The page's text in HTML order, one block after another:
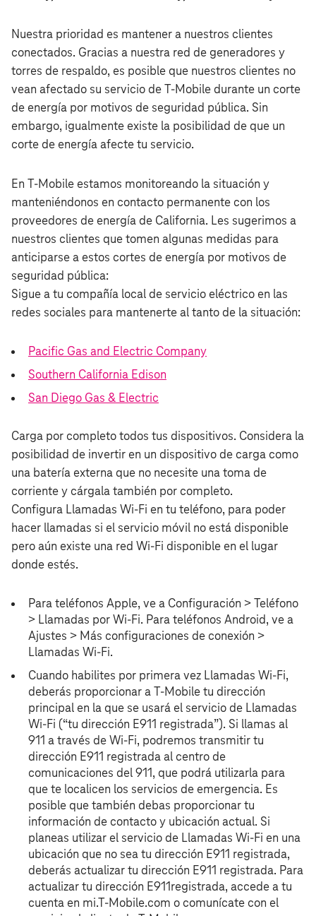
Nuestra prioridad es mantener a nuestros clientes
conectados. Gracias a nuestra red de generadores y
torres de respaldo, es posible que nuestros clientes no
vean afectado su servicio de T‑Mobile durante un corte
de energía por motivos de seguridad pública. Sin
embargo, igualmente existe la posibilidad de que un
corte de energía afecte tu servicio.
En T‑Mobile estamos monitoreando la situación y
manteniéndonos en contacto permanente con los
proveedores de energía de California. Les sugerimos a
nuestros clientes que tomen algunas medidas para
anticiparse a estos cortes de energía por motivos de
seguridad pública:
Sigue a tu compañía local de servicio eléctrico en las
redes sociales para mantenerte al tanto de la situación:
Pacific Gas and Electric Company
Southern California Edison
San Diego Gas & Electric
Carga por completo todos tus dispositivos. Considera la
posibilidad de invertir en un dispositivo de carga como
una batería externa que no necesite una toma de
corriente y cárgala también por completo.
Configura Llamadas Wi-Fi en tu teléfono, para poder
hacer llamadas si el servicio móvil no está disponible
pero aún existe una red Wi-Fi disponible en el lugar
donde estés.
Para teléfonos Apple, ve a Configuración > Teléfono
> Llamadas por Wi-Fi. Para teléfonos Android, ve a
Ajustes > Más configuraciones de conexión >
Llamadas Wi-Fi.
Cuando habilites por primera vez Llamadas Wi-Fi,
deberás proporcionar a T‑Mobile tu dirección
principal en la que se usará el servicio de Llamadas
Wi-Fi (“tu dirección E911 registrada”). Si llamas al
911 a través de Wi-Fi, podremos transmitir tu
dirección E911 registrada al centro de
comunicaciones del 911, que podrá utilizarla para
que te localicen los servicios de emergencia. Es
posible que también debas proporcionar tu
información de contacto y ubicación actual. Si
planeas utilizar el servicio de Llamadas Wi-Fi en una
ubicación que no sea tu dirección E911 registrada,
deberás actualizar tu dirección E911 registrada. Para
actualizar tu dirección E911registrada, accede a tu
cuenta en mi.T‑Mobile.com o comunícate con el